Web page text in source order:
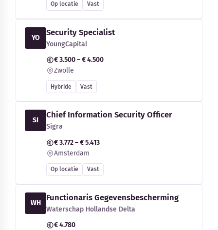
Op locatie Vast
YO
Security Specialist
YoungCapital
€ 3.500 – € 4.500
Zwolle
Hybride Vast
SI
Chief Information Security Officer
Sigra
€ 3.772 – € 5.413
Amsterdam
Op locatie Vast
WH
Functionaris Gegevensbescherming
Waterschap Hollandse Delta
€ 4.780